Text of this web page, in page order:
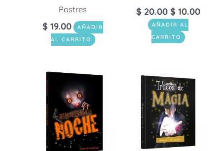
Postres
$ 19.00
AÑADIR
AL CARRITO
$20.00 $ 10.00
AÑADIR AL
CARRITO